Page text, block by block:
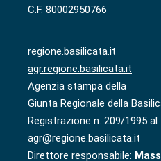
C.F. 80002950766
regione.basilicata.it
agr.regione.basilicata.it
Agenzia stampa della
Giunta Regionale della
Registrazione n. 209/1995
agr@regione.basilicata.it
Direttore responsabile: